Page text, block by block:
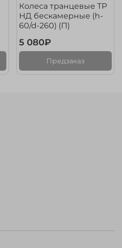
Колеса транцевые ТР
НД бескамерные (h-
60/d-260) (П)
5 080₽
Предзаказ